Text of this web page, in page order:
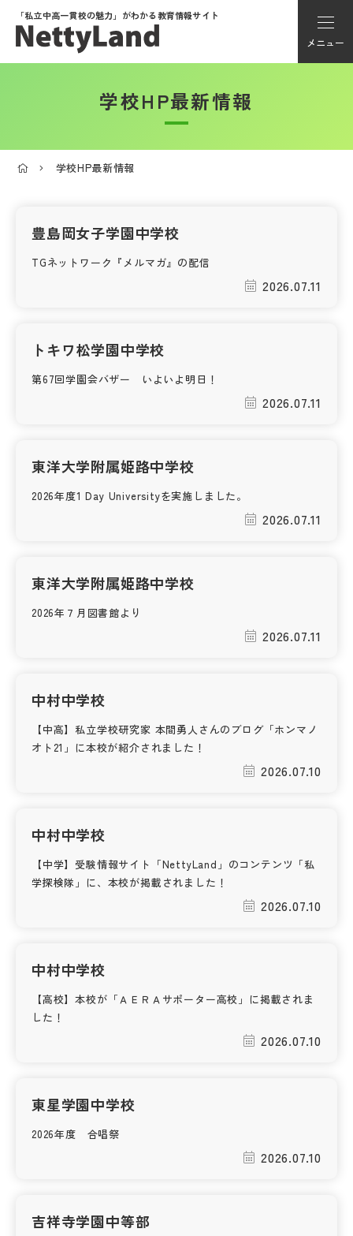
「私立中高一貫校の魅力」がわかる教育情報サイト
メニュー
アカウント登録
学校選び
帰国生受験情報
学校HP最新情報
お問い合わせ
サイトマップ
学校HP最新情報
学校HP最新情報
豊島岡女子学園中学校
TGネットワーク『メルマガ』の配信
2026.07.11
トキワ松学園中学校
第67回学園会バザー いよいよ明日！
2026.07.11
東洋大学附属姫路中学校
2026年度1 Day Universityを実施しました。
2026.07.11
東洋大学附属姫路中学校
2026年７月図書館より
2026.07.11
中村中学校
【中高】私立学校研究家 本間勇人さんのブログ「ホンマノ
オト21」に本校が紹介されました！
2026.07.10
中村中学校
【中学】受験情報サイト「NettyLand」のコンテンツ「私
学探検隊」に、本校が掲載されました！
2026.07.10
中村中学校
【高校】本校が「ＡＥＲＡサポーター高校」に掲載されま
した！
2026.07.10
東星学園中学校
2026年度 合唱祭
2026.07.10
吉祥寺学園中等部